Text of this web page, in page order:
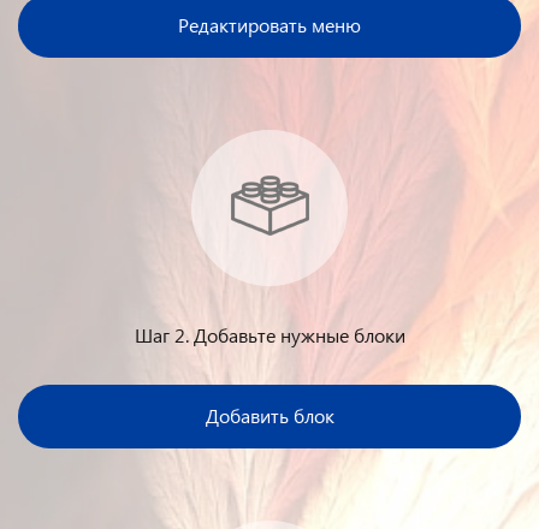
Редактировать меню
Шаг 2. Добавьте нужные блоки
Добавить блок